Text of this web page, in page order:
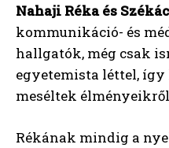
Nahaji Réka és
kommunikáció- és
hallgatók, még csak
egyetemista léttel,
meséltek
Rékának mindig a